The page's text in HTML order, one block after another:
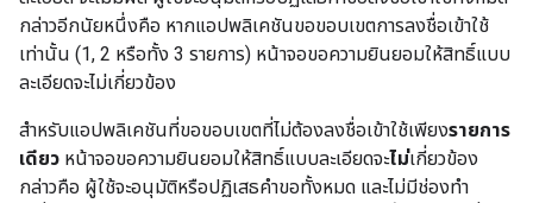
กล่าวอีกนัยหนึ่งคือ หากแอปพลิเคชันขอขอบเขตการลงชื่อเข้าใช้
เท่านั้น (1, 2 หรือทั้ง 3 รายการ) หน้าจอขอความยินยอมให้สิทธิ์แบบ
ละเอียดจะไม่เกี่ยวข้อง
สําหรับแอปพลิเคชันที่ขอขอบเขตที่ไม่ต้องลงชื่อเข้าใช้เพียงรายการ
เดียว หน้าจอขอความยินยอมให้สิทธิ์แบบละเอียดจะไม่เกี่ยวข้อง
กล่าวคือ ผู้ใช้จะอนุมัติหรือปฏิเสธคำขอทั้งหมด และไม่มีช่องทำ